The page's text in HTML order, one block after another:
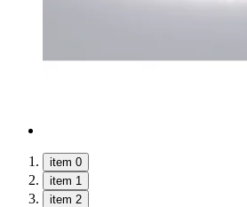
item 0
item 1
item 2